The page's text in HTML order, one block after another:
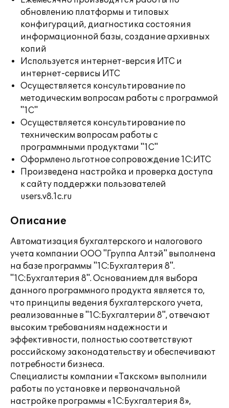
обновлению платформы и типовых
конфигураций, диагностика состояния
информационной базы, создание архивных
копий
Используется интернет-версия ИТС и
интернет-сервисы ИТС
Осуществляется консультирование по
методическим вопросам работы с программой
"1С"
Осуществляется консультирование по
техническим вопросам работы с
программными продуктами "1С"
Оформлено льготное сопровождение 1С:ИТС
Произведена настройка и проверка доступа
к сайту поддержки пользователей
users.v8.1c.ru
Описание
Автоматизация бухгалтерского и налогового
учета компании ООО "Группа Алтэй" выполнена
на базе программы "1С:Бухгалтерия 8".
"1С:Бухгалтерия 8". Основанием для выбора
данного программного продукта является то,
что принципы ведения бухгалтерского учета,
реализованные в "1С:Бухгалтерии 8", отвечают
высоким требованиям надежности и
эффективности, полностью соответствуют
российскому законодательству и обеспечивают
потребности бизнеса.
Специалисты компании «Такском» выполнили
работы по установке и первоначальной
настройке программы «1С:Бухгалтерия 8»,